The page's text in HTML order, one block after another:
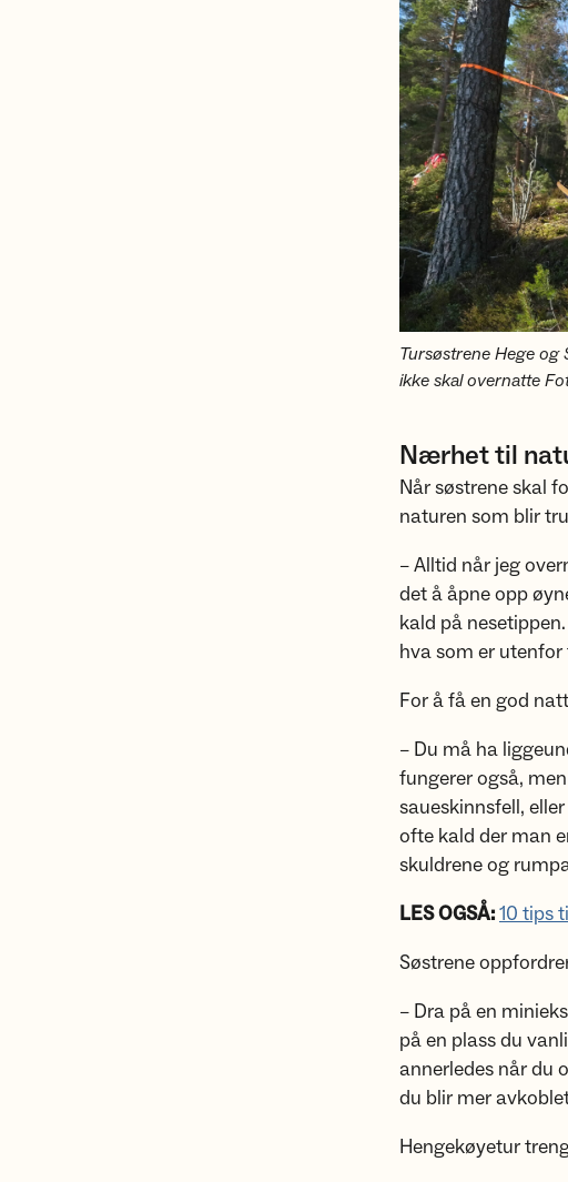
Tursøstrene Hege og
ikke skal overnatte
Nærhet til
Når søstrene skal
naturen som blir
– Alltid når jeg
det å åpne opp
kald på
hva som er
For å få en god
– Du må ha
fungerer også,
saueskinnsfell,
ofte kald der man
skuldrene og
LES OGSÅ:10 tips
Søstrene
– Dra på en
på en plass du
annerledes når du
du blir mer
Hengekøyetur